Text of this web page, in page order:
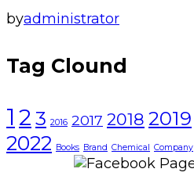
byadministrator
Tag Clound
1 2 3 2016 2017 2018 2019
2022 Books Brand Chemical Company